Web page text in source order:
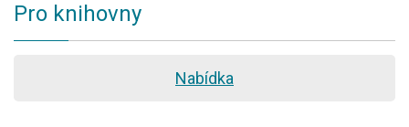
Pro knihovny
Nabídka